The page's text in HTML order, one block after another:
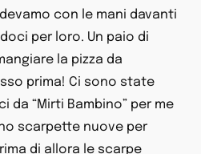
con le mani davanti
per loro. Un paio di
la pizza da
prima! Ci sono state
da “Mirti Bambino” per me
scarpette nuove per
di allora le scarpe